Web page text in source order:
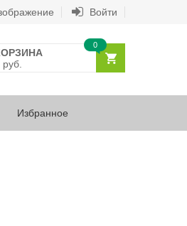
Войти
руб.
0
Избранное